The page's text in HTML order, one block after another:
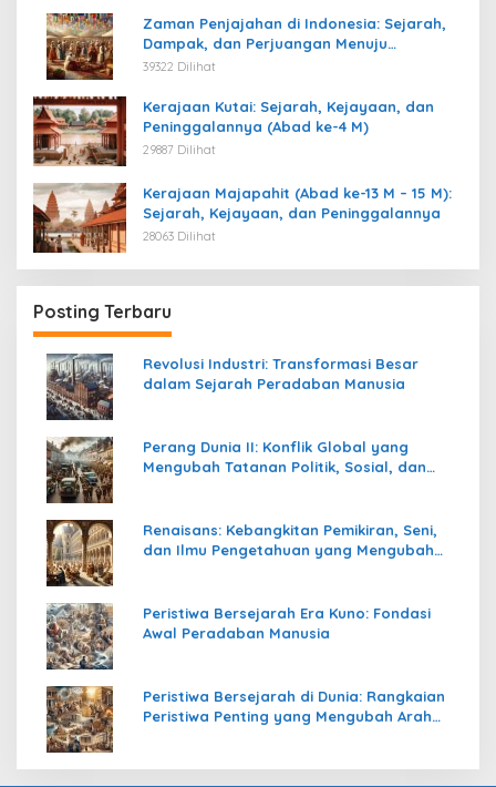
Zaman Penjajahan di Indonesia: Sejarah,
Dampak, dan Perjuangan Menuju
Kemerdekaan
39322 Dilihat
Kerajaan Kutai: Sejarah, Kejayaan, dan
Peninggalannya (Abad ke-4 M)
29887 Dilihat
Kerajaan Majapahit (Abad ke-13 M – 15 M):
Sejarah, Kejayaan, dan Peninggalannya
28063 Dilihat
Posting Terbaru
Revolusi Industri: Transformasi Besar
dalam Sejarah Peradaban Manusia
Perang Dunia II: Konflik Global yang
Mengubah Tatanan Politik, Sosial, dan
Renaisans: Kebangkitan Pemikiran, Seni,
dan Ilmu Pengetahuan yang Mengubah
Peristiwa Bersejarah Era Kuno: Fondasi
Awal Peradaban Manusia
Peristiwa Bersejarah di Dunia: Rangkaian
Peristiwa Penting yang Mengubah Arah